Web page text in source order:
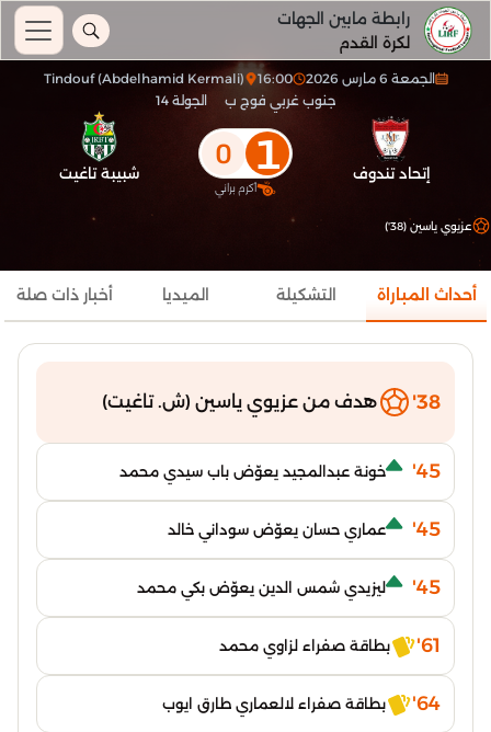
رابطة مابين الجهات
لكرة القدم
الجمعة 6 مارس 2026 16:00
Tindouf (Abdelhamid Kermali)
جنوب غربي فوج ب
الجولة 14
إتحاد تندوف 1
0
أكرم براني
شبيبة تاغيت
عزيوي ياسين (38')
أحداث المباراة التشكيلة الميديا أخبار ذات صلة
38' هدف من عزيوي ياسين (ش. تاغيت)
45' خونة عبدالمجيد يعوّض باب سيدي محمد
45' عماري حسان يعوّض سوداني خالد
45' ليزيدي شمس الدين يعوّض بكي محمد
61' بطاقة صفراء لزاوي محمد
64' بطاقة صفراء لالعماري طارق ايوب